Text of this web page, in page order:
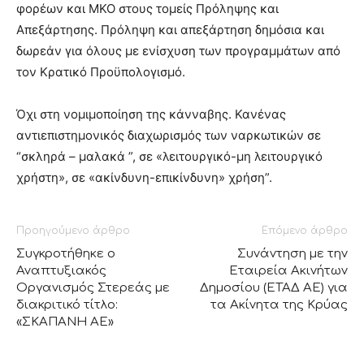
φορέων και ΜΚΟ στους τομείς Πρόληψης και
Απεξάρτησης. Πρόληψη και απεξάρτηση δημόσια και
δωρεάν για όλους με ενίσχυση των προγραμμάτων από
τον Κρατικό Προϋπολογισμό.
Όχι στη νομιμοποίηση της κάνναβης. Κανένας
αντιεπιστημονικός διαχωρισμός των ναρκωτικών σε
“σκληρά – μαλακά ”, σε «λειτουργικό-μη λειτουργικό
χρήστη», σε «ακίνδυνη-επικίνδυνη» χρήση”.
Προηγούμενο άρθρο
Συγκροτήθηκε ο
Αναπτυξιακός
Οργανισμός Στερεάς με
διακριτικό τίτλο:
«ΣΚΑΠΑΝΗ ΑΕ»
Επόμενο άρθρο
Συνάντηση με την
Εταιρεία Ακινήτων
Δημοσίου (ΕΤΑΔ ΑΕ) για
τα Ακίνητα της Κρύας